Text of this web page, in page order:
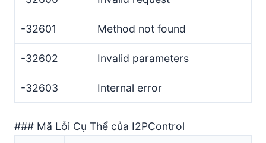
-32601 Method not found
-32602 Invalid parameters
-32603 Internal error
### Mã Lỗi Cụ Thể của I2PControl